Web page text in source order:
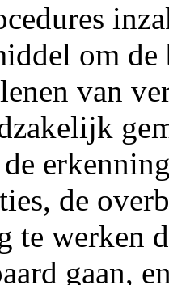
om
van
de
te werken
gaan,